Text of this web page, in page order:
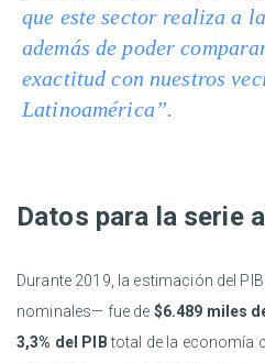
que este sector realiza a
además de poder
exactitud con nuestros
Latinoamérica”.
Datos para la serie
Durante 2019, la estimación del
nominales— fue de $6.489 miles
3,3% del PIBtotal de la economía